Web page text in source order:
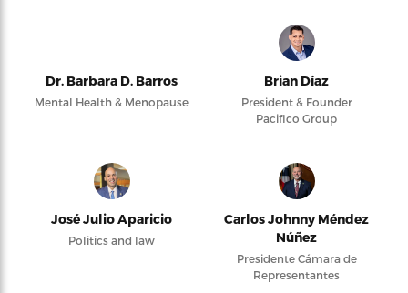
Dr. Barbara D. Barros
Mental Health & Menopause
Brian Díaz
President & Founder
Pacifico Group
José Julio Aparicio
Politics and law
Carlos Johnny Méndez
Núñez
Presidente Cámara de
Representantes